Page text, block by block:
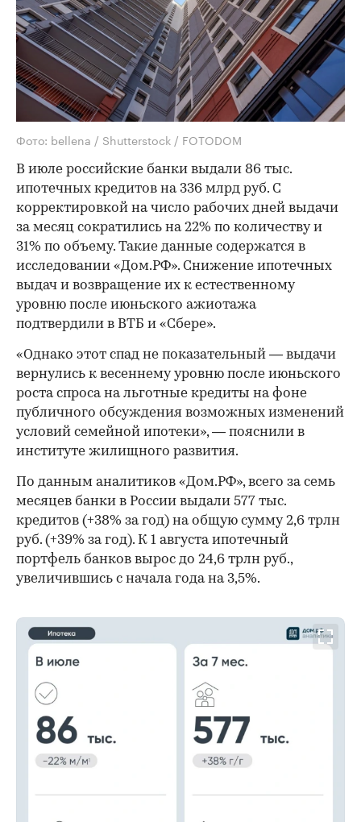
Фото: bellena / Shutterstock / FOTODOM
В июле российские банки выдали 86 тыс.
ипотечных кредитов на 336 млрд руб. С
корректировкой на число рабочих дней выдачи
за месяц сократились на 22% по количеству и
31% по объему. Такие данные содержатся в
исследовании «Дом.РФ». Снижение ипотечных
выдач и возвращение их к естественному
уровню после июньского ажиотажа
подтвердили в ВТБ и «Сбере».
«Однако этот спад не показательный — выдачи
вернулись к весеннему уровню после июньского
роста спроса на льготные кредиты на фоне
публичного обсуждения возможных изменений
условий семейной ипотеки», — пояснили в
институте жилищного развития.
По данным аналитиков «Дом.РФ», всего за семь
месяцев банки в России выдали 577 тыс.
кредитов (+38% за год) на общую сумму 2,6 трлн
руб. (+39% за год). К 1 августа ипотечный
портфель банков вырос до 24,6 трлн руб.,
увеличившись с начала года на 3,5%.